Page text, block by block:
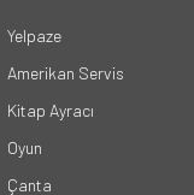
Yelpaze
Amerikan Servis
Kitap Ayracı
Oyun
Çanta